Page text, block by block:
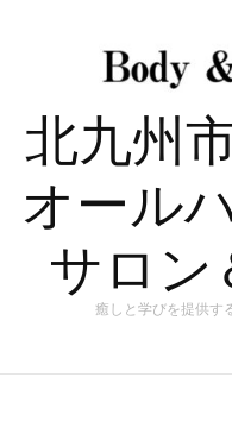
北九州
オール
サロン
癒しと学びを提供す